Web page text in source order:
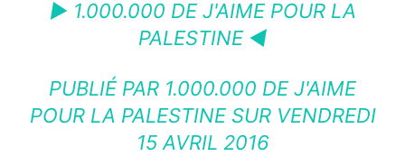
► 1.000.000 DE J'AIME POUR LA
PALESTINE ◄
PUBLIÉ PAR 1.000.000 DE J'AIME
POUR LA PALESTINESUR VENDREDI
15 AVRIL 2016